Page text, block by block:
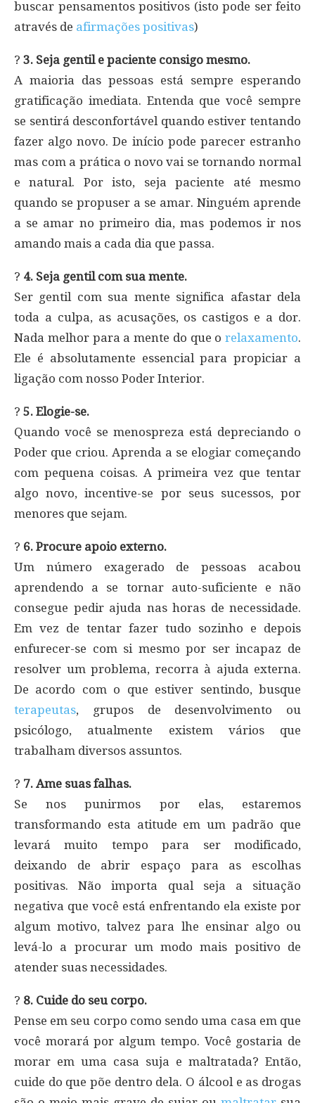
buscar pensamentos positivos (isto pode ser feito
através de afirmações positivas)
? 3. Seja gentil e paciente consigo mesmo.
A maioria das pessoas está sempre esperando
gratificação imediata. Entenda que você sempre
se sentirá desconfortável quando estiver tentando
fazer algo novo. De início pode parecer estranho
mas com a prática o novo vai se tornando normal
e natural. Por isto, seja paciente até mesmo
quando se propuser a se amar. Ninguém aprende
a se amar no primeiro dia, mas podemos ir nos
amando mais a cada dia que passa.
? 4. Seja gentil com sua mente.
Ser gentil com sua mente significa afastar dela
toda a culpa, as acusações, os castigos e a dor.
Nada melhor para a mente do que o relaxamento.
Ele é absolutamente essencial para propiciar a
ligação com nosso Poder Interior.
? 5. Elogie-se.
Quando você se menospreza está depreciando o
Poder que criou. Aprenda a se elogiar começando
com pequena coisas. A primeira vez que tentar
algo novo, incentive-se por seus sucessos, por
menores que sejam.
? 6. Procure apoio externo.
Um número exagerado de pessoas acabou
aprendendo a se tornar auto-suficiente e não
consegue pedir ajuda nas horas de necessidade.
Em vez de tentar fazer tudo sozinho e depois
enfurecer-se com si mesmo por ser incapaz de
resolver um problema, recorra à ajuda externa.
De acordo com o que estiver sentindo, busque
terapeutas, grupos de desenvolvimento ou
psicólogo, atualmente existem vários que
trabalham diversos assuntos.
? 7. Ame suas falhas.
Se nos punirmos por elas, estaremos
transformando esta atitude em um padrão que
levará muito tempo para ser modificado,
deixando de abrir espaço para as escolhas
positivas. Não importa qual seja a situação
negativa que você está enfrentando ela existe por
algum motivo, talvez para lhe ensinar algo ou
levá-lo a procurar um modo mais positivo de
atender suas necessidades.
? 8. Cuide do seu corpo.
Pense em seu corpo como sendo uma casa em que
você morará por algum tempo. Você gostaria de
morar em uma casa suja e maltratada? Então,
cuide do que põe dentro dela. O álcool e as drogas